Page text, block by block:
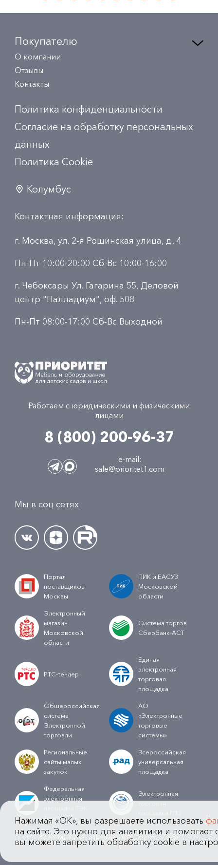
Покупателю
О компании
Отзывы
Контакты
Политика конфиденциальности
Согласие на обработку персональных
данных
Политика Сookie
Колумбус
Контактная информация:
г. Москва, ул. 2-я Рощинская улица, д. 4
Пн-Пт 10:00-20:00 Сб-Вс 10:00-16:00
г. Чебоксары Ул. Гагарина 55, Деловой
центр "Палладиум", оф. 508
Пн-Пт 08:00-17:00 Сб-Вс Выходной
Работаем с юридическими и физическими
лицами
8 (800) 200-96-37
e-mail:
sale@prioritet1.com
Мы в соц сетях
Портал
поставщиков
Москвы
ПИК и ЕАСУЗ
Московской
области
Электронный
магазин
Московской
области
Система торгов
Сбербанк-АСТ
РТС-тендер
Единая
электронная
торговая
площадка
Общероссийская
система
Электронной
торговли
АО
«Электронные
торговые
системы»
Региональные
сайты малых
закупок
Всероссийская
универсальная
площадка
Федеральная
электронная
Торг
Электронная
торговая
© Компания "Приоритет" 2013 - 2026
Нажимая «OK», вы разрешаете использовать
на сайте. Это нужно для аналитики и помогает
вы можете запретить обработку cookie в